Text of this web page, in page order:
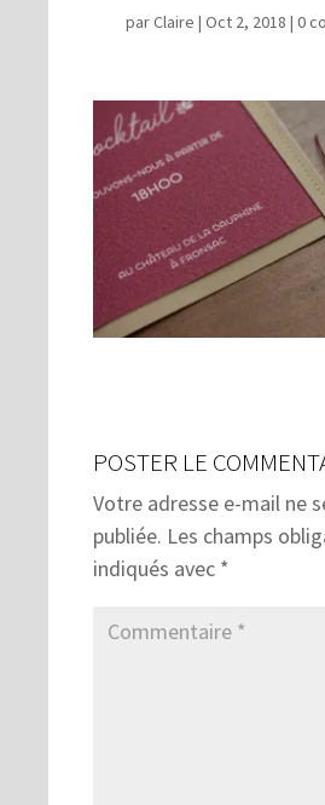
parClaire |Oct 2, 2018 |0
POSTER LE
Votre adresse e-mail ne
publiée. Les champs
indiqués avec *